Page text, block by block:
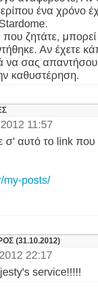
ένα χρόνο
ζητάτε,
Αν έχετε
σας
καθυστέρηση.
11:57
σ' αυτό το link που
my-posts/
(31.10.2012)
22:17
service!!!!!